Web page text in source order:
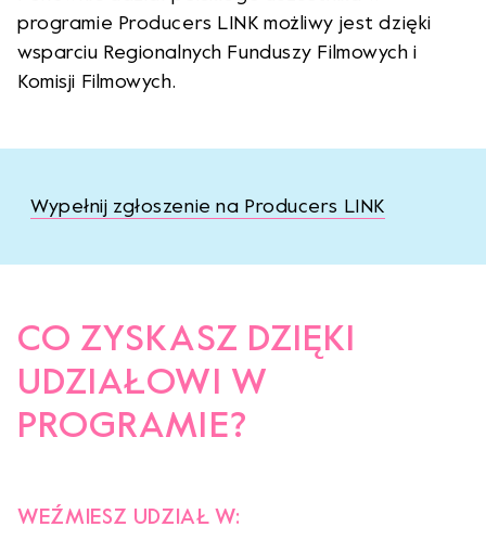
programie Producers LINK możliwy jest dzięki
wsparciu Regionalnych Funduszy Filmowych i
Komisji Filmowych.
Wypełnij zgłoszenie na Producers LINK
CO ZYSKASZ DZIĘKI
UDZIAŁOWI W
PROGRAMIE?
WEŹMIESZ UDZIAŁ W: